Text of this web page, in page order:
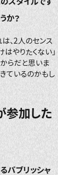
か？
、2人のセンス
はやりたくない」
らだと思いま
ているのかもし
参加した
パブリッシャ